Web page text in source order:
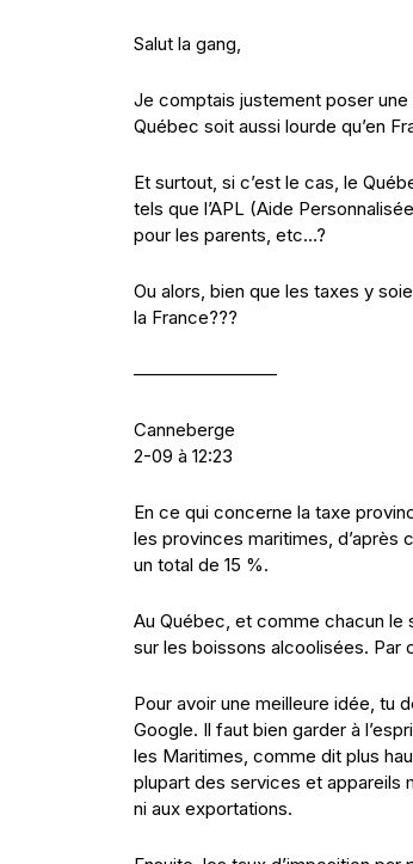
Salut la gang,
Je comptais justement poser
Québec soit aussi lourde qu’en
Et surtout, si c’est le cas, le
tels que l’APL (Aide
pour les parents, etc…?
Ou alors, bien que les taxes y
la France???
————————
Canneberge
2-09 à 12:23
En ce qui concerne la taxe
les provinces maritimes, d’après
un total de 15 %.
Au Québec, et comme chacun le
sur les boissons alcoolisées. Par
Pour avoir une meilleure idée, tu
Google. Il faut bien garder à
les Maritimes, comme dit plus
plupart des services et appareils
ni aux exportations.